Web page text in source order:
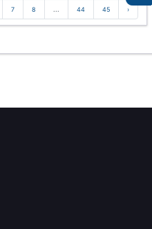
7 8 ... 44 45 ›